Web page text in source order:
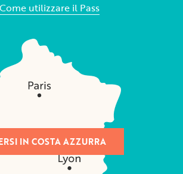
Come utilizzare il Pass
IN COSTA AZZURRA